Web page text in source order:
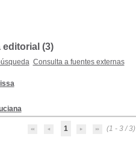
editorial (3)
Consulta a fuentes externas
1 (1 - 3 / 3)